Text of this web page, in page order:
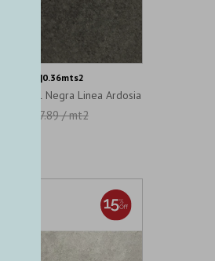
Natural Negra Linea Ardosia
47.89 / mt2
NAT-60|0.36mts2